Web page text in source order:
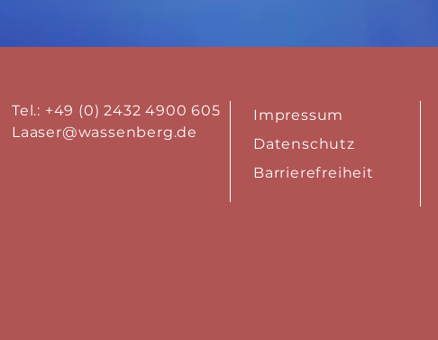
Tel.: +49 (0) 2432 4900 605
Laaser@wassenberg.de
Impressum
Datenschutz
Barrierefreiheit